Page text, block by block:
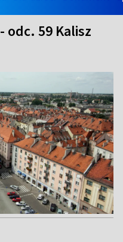
odc. 59 Kalisz